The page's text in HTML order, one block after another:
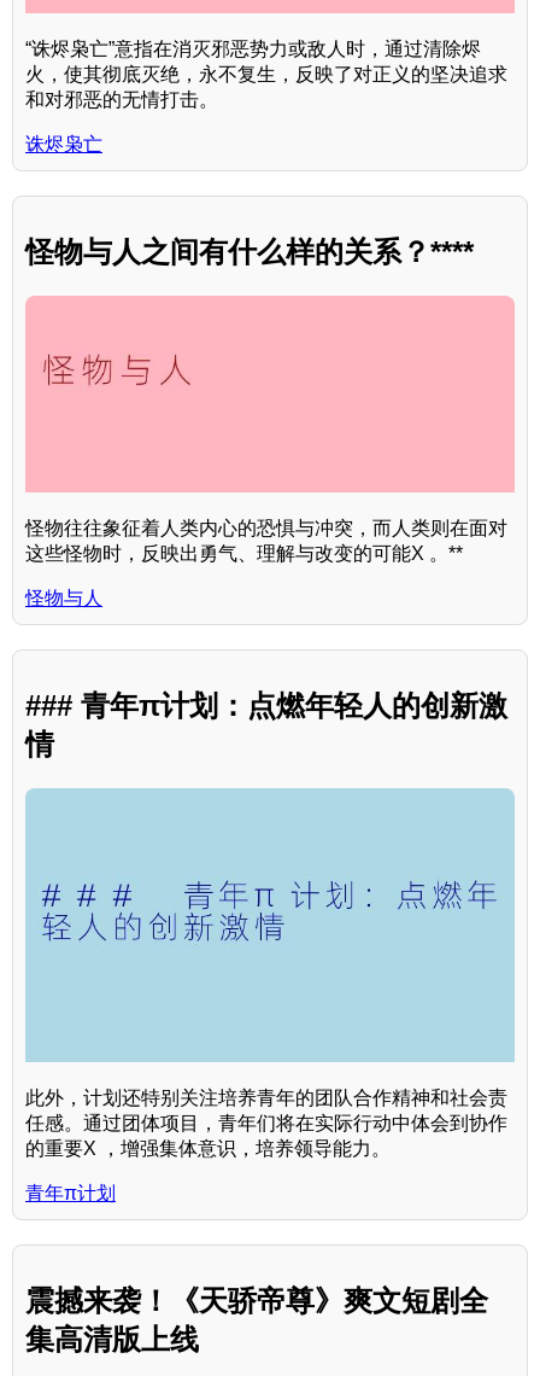
“诛烬枭亡”意指在消灭邪恶势力或敌人时，通过清除烬
火，使其彻底灭绝，永不复生，反映了对正义的坚决追求
和对邪恶的无情打击。
诛烬枭亡
怪物与人之间有什么样的关系？****
怪物往往象征着人类内心的恐惧与冲突，而人类则在面对
这些怪物时，反映出勇气、理解与改变的可能X 。**
怪物与人
### 青年π计划：点燃年轻人的创新激
情
此外，计划还特别关注培养青年的团队合作精神和社会责
任感。通过团体项目，青年们将在实际行动中体会到协作
的重要X ，增强集体意识，培养领导能力。
青年π计划
震撼来袭！《天骄帝尊》爽文短剧全
集高清版上线